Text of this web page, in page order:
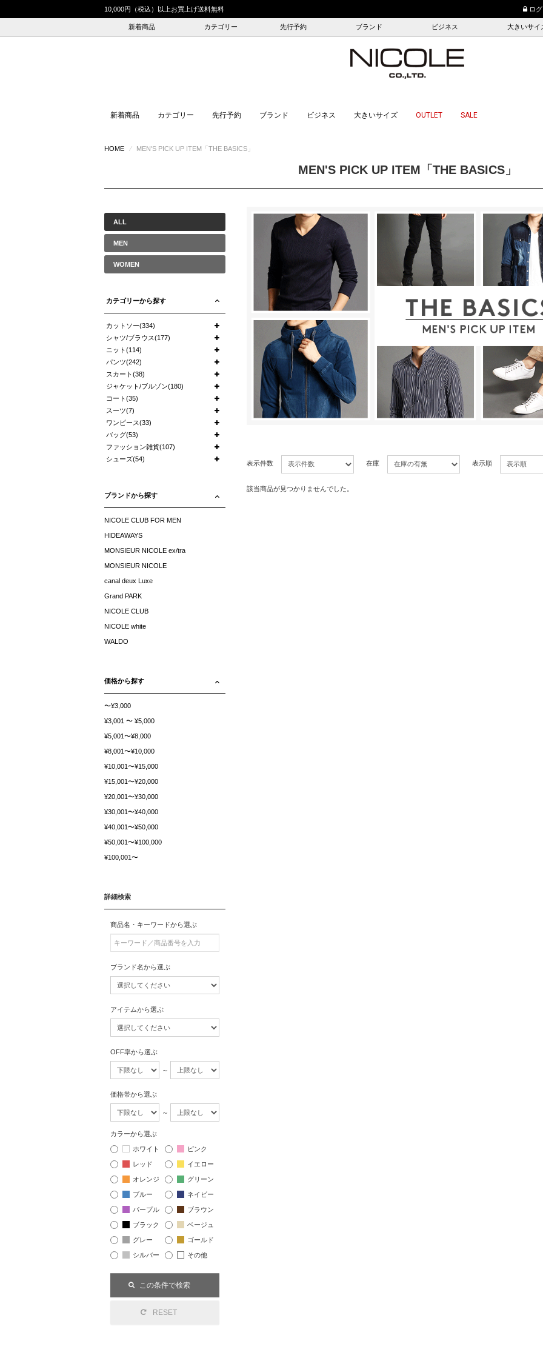
10,000円（税込）以上お買上げ送料無料 ＜熊本地震に伴うお届
ロ
新着商品 カテゴリー 先行予約 ブランド ビジネス 大きいサイ
新着商品 カテゴリー 先行予約 ブランド ビジネス 大きいサイズ OUTLET SALE
HOME ⁄ MEN'S PICK UP ITEM「THE BASICS」
MEN'S PICK UP ITEM「THE BASICS」
表示件数 在庫 表示順
該当商品が見つかりませんでした。
ALL
MEN
WOMEN
カテゴリーから探す
カットソー(334)
シャツ/ブラウス(177)
ニット(114)
パンツ(242)
スカート(38)
ジャケット/ブルゾン(180)
コート(35)
スーツ(7)
ワンピース(33)
バッグ(53)
ファッション雑貨(107)
シューズ(54)
ブランドから探す
NICOLE CLUB FOR MEN
HIDEAWAYS
MONSIEUR NICOLE ex/tra
MONSIEUR NICOLE
canal deux Luxe
Grand PARK
NICOLE CLUB
NICOLE white
WALDO
価格から探す
〜¥3,000
¥3,001 〜 ¥5,000
¥5,001〜¥8,000
¥8,001〜¥10,000
¥10,001〜¥15,000
¥15,001〜¥20,000
¥20,001〜¥30,000
¥30,001〜¥40,000
¥40,001〜¥50,000
¥50,001〜¥100,000
¥100,001〜
詳細検索
商品名・キーワードから選ぶ
ブランド名から選ぶ
アイテムから選ぶ
OFF率から選ぶ
～
価格帯から選ぶ
～
カラーから選ぶ
ホワイト ピンク
レッド イエロー
オレンジ グリーン
ブルー ネイビー
パープル ブラウン
ブラック ベージュ
グレー ゴールド
シルバー その他